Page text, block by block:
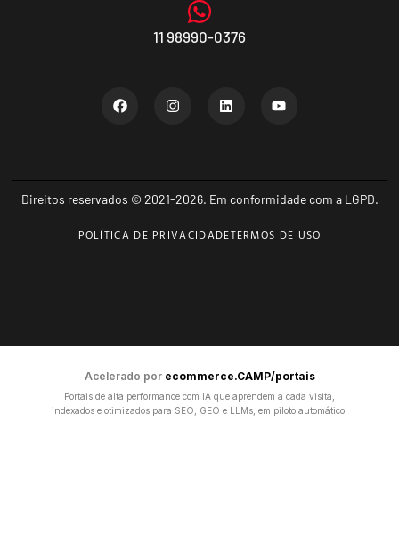
11 98990-0376
Direitos reservados © 2021-2026. Em conformidade com a LGPD.
POLÍTICA DE PRIVACIDADETERMOS DE USO
Acelerado por ecommerce.CAMP/portais
Portais de alta performance com IA que aprendem a cada visita,
indexados e otimizados para SEO, GEO e LLMs, em piloto automático.